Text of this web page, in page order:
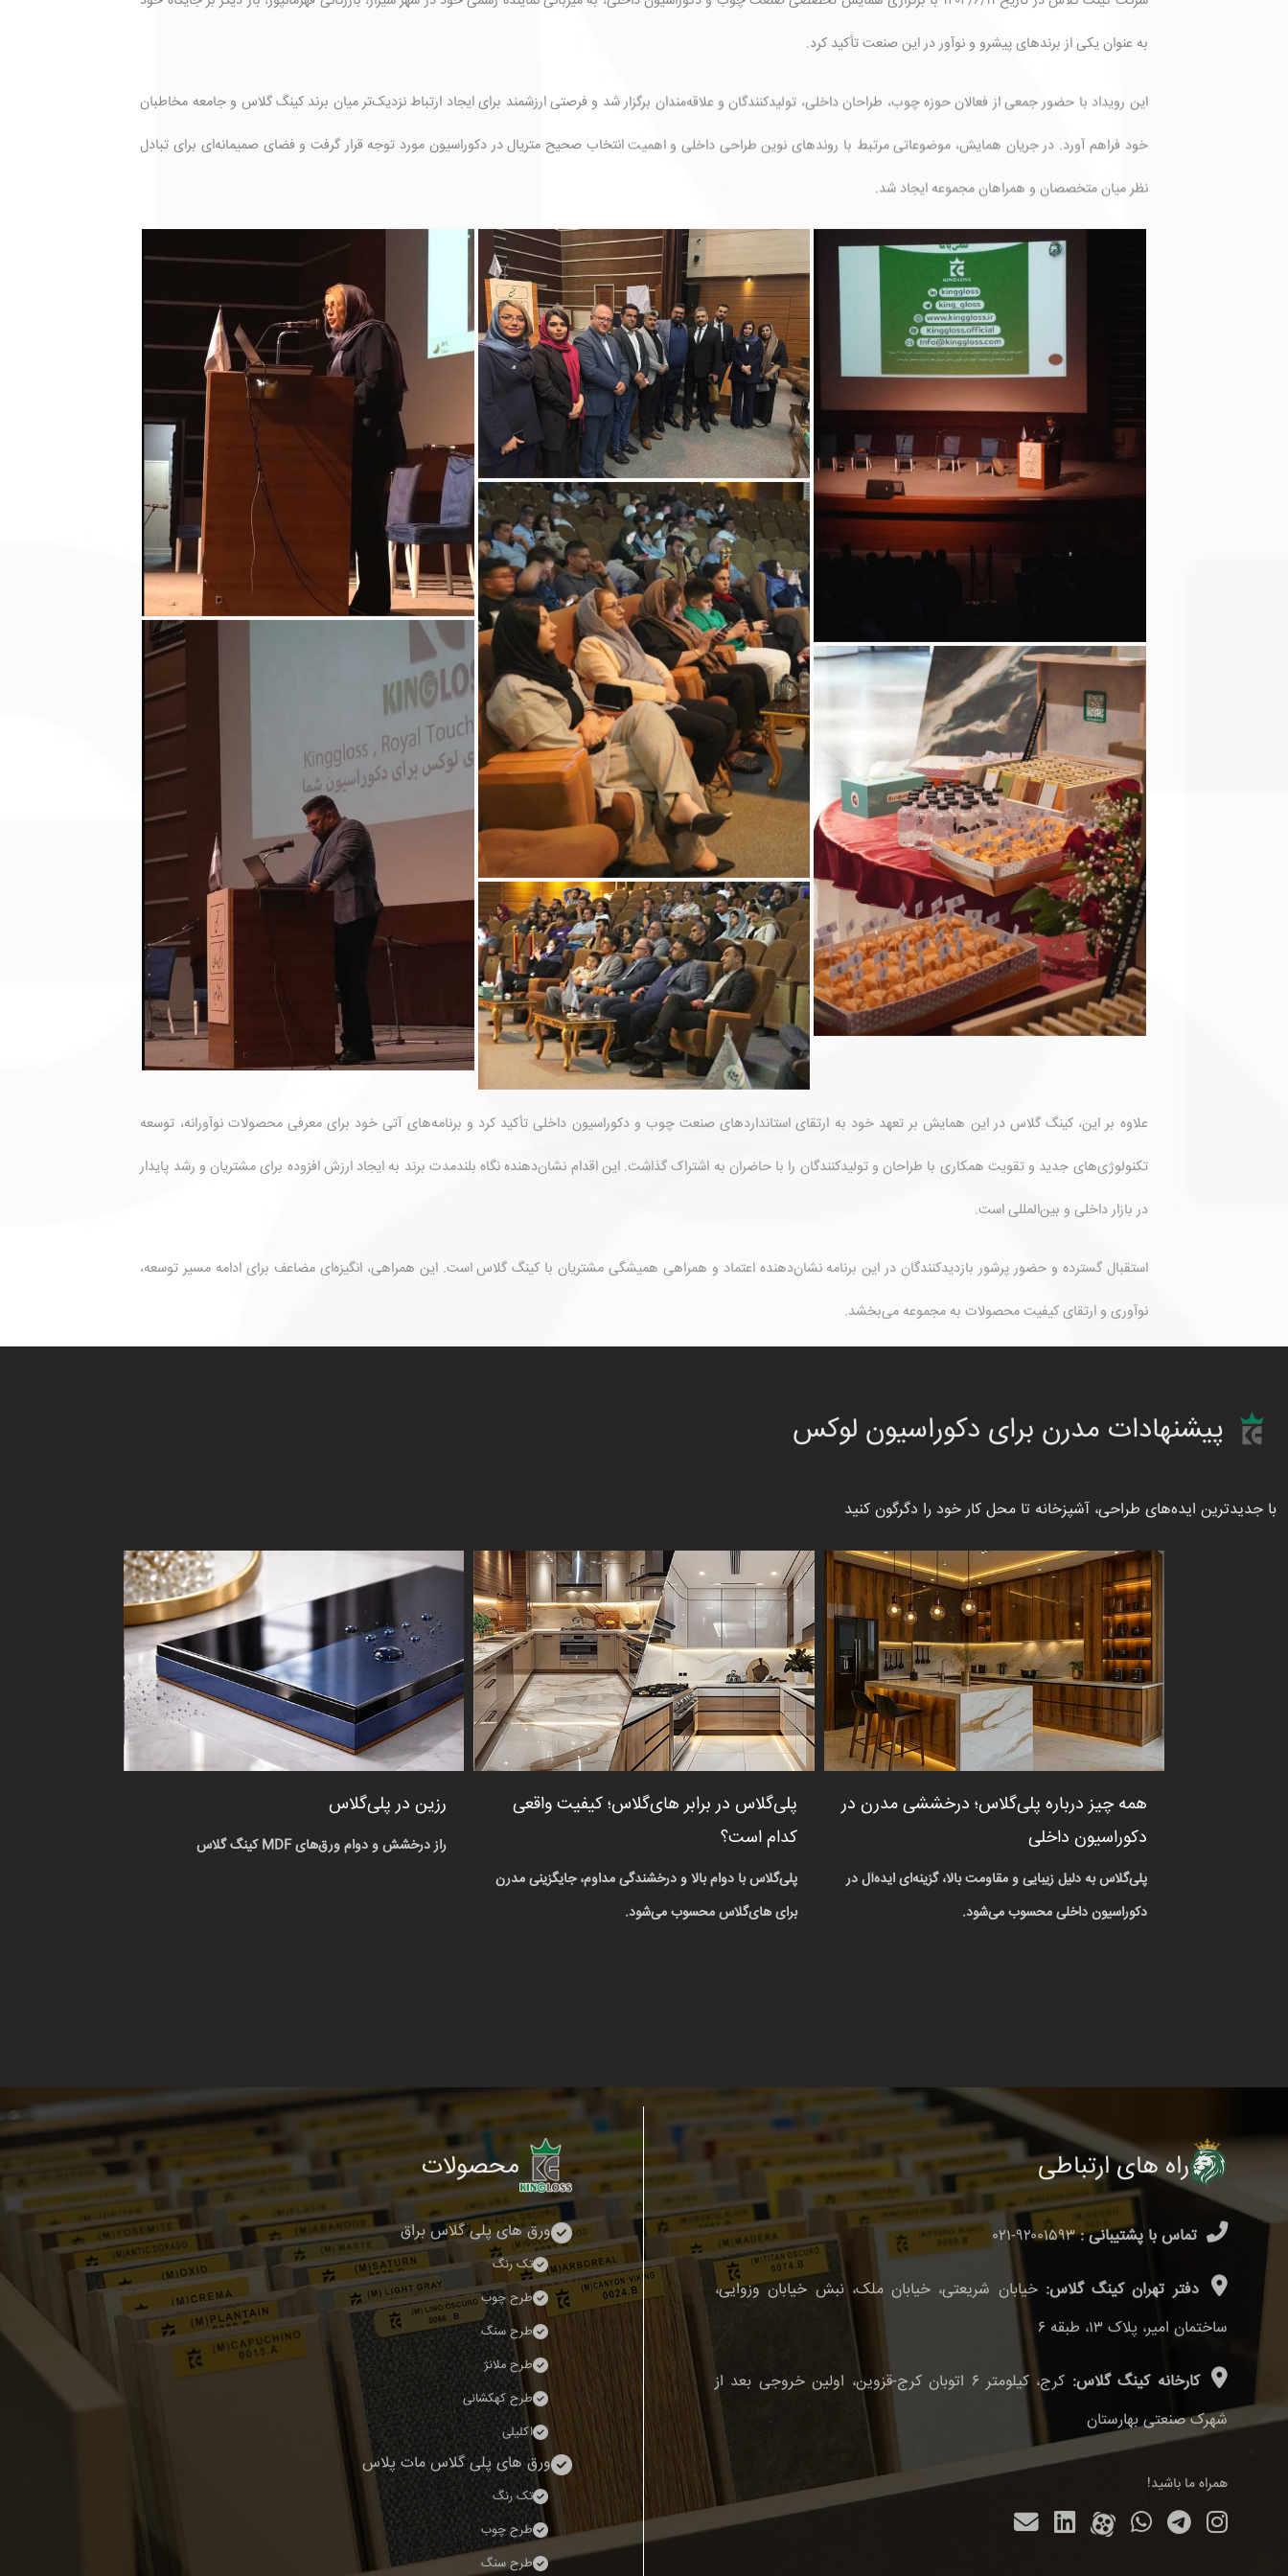
به عنوان یکی از برندهای پیشرو و نوآور در این صنعت تأکید کرد.
این رویداد با حضور جمعی از فعالان حوزه چوب، طراحان داخلی، تولیدکنندگان و علاقه‌مندان برگزار شد و فرصتی ارزشمند برای ایجاد ارتباط نزدیک‌تر میان برند کینگ گلاس و جامعه مخاطبان
خود فراهم آورد. در جریان همایش، موضوعاتی مرتبط با روندهای نوین طراحی داخلی و اهمیت انتخاب صحیح متریال در دکوراسیون مورد توجه قرار گرفت و فضای صمیمانه‌ای برای تبادل
نظر میان متخصصان و همراهان مجموعه ایجاد شد.
علاوه بر این، کینگ گلاس در این همایش بر تعهد خود به ارتقای استانداردهای صنعت چوب و دکوراسیون داخلی تأکید کرد و برنامه‌های آتی خود برای معرفی محصولات نوآورانه، توسعه
تکنولوژی‌های جدید و تقویت همکاری با طراحان و تولیدکنندگان را با حاضران به اشتراک گذاشت. این اقدام نشان‌دهنده نگاه بلندمدت برند به ایجاد ارزش افزوده برای مشتریان و رشد پایدار
در بازار داخلی و بین‌المللی است.
استقبال گسترده و حضور پرشور بازدیدکنندگان در این برنامه نشان‌دهنده اعتماد و همراهی همیشگی مشتریان با کینگ گلاس است. این همراهی، انگیزه‌ای مضاعف برای ادامه مسیر توسعه،
نوآوری و ارتقای کیفیت محصولات به مجموعه می‌بخشد.
پیشنهادات مدرن برای دکوراسیون لوکس
با جدیدترین ایده‌های طراحی، آشپزخانه تا محل کار خود را دگرگون کنید
همه چیز درباره پلی‌گلاس؛ درخششی مدرن در
دکوراسیون داخلی
پلی‌گلاس به دلیل زیبایی و مقاومت بالا، گزینه‌ای ایده‌آل در
دکوراسیون داخلی محسوب می‌شود.
پلی‌گلاس در برابر های‌گلاس؛ کیفیت واقعی
کدام است؟
پلی‌گلاس با دوام بالا و درخشندگی مداوم، جایگزینی مدرن
برای های‌گلاس محسوب می‌شود.
رزین در پلی‌گلاس
راز درخشش و دوام ورق‌های MDF کینگ گلاس
راه های ارتباطی
تماس با پشتیبانی :۹۲۰۰۱۵۹۳-۰۲۱
دفتر تهران کینگ گلاس: خیابان شریعتی، خیابان ملک، نبش خیابان وزوایی،
ساختمان امیر، پلاک ۱۳، طبقه ۶
کارخانه کینگ گلاس:
کرج، کیلومتر ۶ اتوبان کرج-قزوین، اولین خروجی بعد از
شهرک صنعتی بهارستان
همراه ما باشید!
محصولات
ورق های پلی گلاس براق
تک رنگ
طرح چوب
طرح سنگ
طرح ملانژ
طرح کهکشانی
اکلیلی
ورق های پلی گلاس مات پلاس
تک رنگ
طرح چوب
طرح سنگ